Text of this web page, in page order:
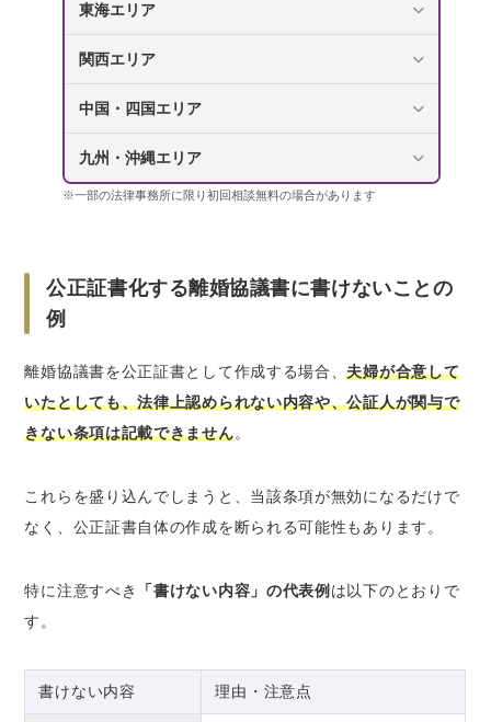
東海エリア
関西エリア
中国・四国エリア
九州・沖縄エリア
※一部の法律事務所に限り初回相談無料の場合があります
公正証書化する離婚協議書に書けないことの
例
離婚協議書を公正証書として作成する場合、夫婦が合意して
いたとしても、法律上認められない内容や、公証人が関与で
きない条項は記載できません。
これらを盛り込んでしまうと、当該条項が無効になるだけで
なく、公正証書自体の作成を断られる可能性もあります。
特に注意すべき 「書けない内容」の代表例 は以下のとおりで
す。
書けない内容 理由・注意点